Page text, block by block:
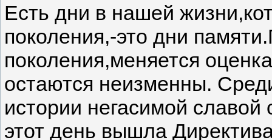
Есть дни в нашей
поколения,-это дни
поколения,меняется
остаются неизменны.
истории негасимой
этот день вышла